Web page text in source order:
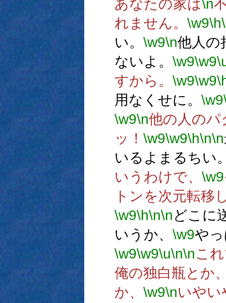
あなたの家は\n
れません。 \w9\h
い。 \w9\n他人の
ないよ。 \w9\w9
すから。 \w9\w9
用なくせに。 \w9
\w9\n他の人のパ
ッ！ \w9\w9\h\n\n
いるよまるちい
いうわけで、 \w9
トンを次元転移
\w9\h\n\nどこに
いうか、 \w9や
\w9\w9\u\n\nこ
俺の独白瓶とか
か、 \w9\nいやい